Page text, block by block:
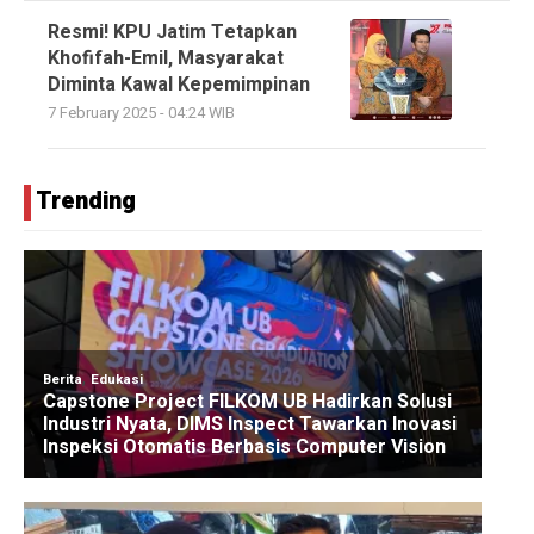
Resmi! KPU Jatim Tetapkan
Khofifah-Emil, Masyarakat
Diminta Kawal Kepemimpinan
7 February 2025 - 04:24 WIB
Trending